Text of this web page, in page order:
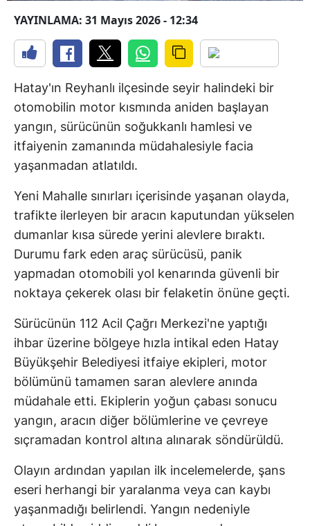
YAYINLAMA: 31 Mayıs 2026 - 12:34
Hatay'ın Reyhanlı ilçesinde seyir halindeki bir
otomobilin motor kısmında aniden başlayan
yangın, sürücünün soğukkanlı hamlesi ve
itfaiyenin zamanında müdahalesiyle facia
yaşanmadan atlatıldı.
Yeni Mahalle sınırları içerisinde yaşanan olayda,
trafikte ilerleyen bir aracın kaputundan yükselen
dumanlar kısa sürede yerini alevlere bıraktı.
Durumu fark eden araç sürücüsü, panik
yapmadan otomobili yol kenarında güvenli bir
noktaya çekerek olası bir felaketin önüne geçti.
Sürücünün 112 Acil Çağrı Merkezi'ne yaptığı
ihbar üzerine bölgeye hızla intikal eden Hatay
Büyükşehir Belediyesi itfaiye ekipleri, motor
bölümünü tamamen saran alevlere anında
müdahale etti. Ekiplerin yoğun çabası sonucu
yangın, aracın diğer bölümlerine ve çevreye
sıçramadan kontrol altına alınarak söndürüldü.
Olayın ardından yapılan ilk incelemelerde, şans
eseri herhangi bir yaralanma veya can kaybı
yaşanmadığı belirlendi. Yangın nedeniyle